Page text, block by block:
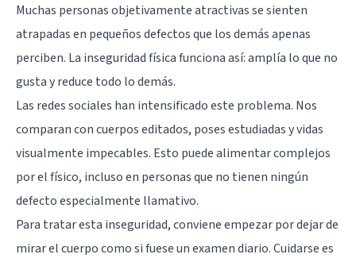
Muchas personas objetivamente atractivas se sienten
atrapadas en pequeños defectos que los demás apenas
perciben. La inseguridad física funciona así: amplía lo que no
gusta y reduce todo lo demás.
Las redes sociales han intensificado este problema. Nos
comparan con cuerpos editados, poses estudiadas y vidas
visualmente impecables. Esto puede alimentarcomplejos
por el físico, incluso en personas que no tienen ningún
defecto especialmente llamativo.
Para tratar esta inseguridad, conviene empezar por dejar de
mirar el cuerpo como si fuese un examen diario. Cuidarse es